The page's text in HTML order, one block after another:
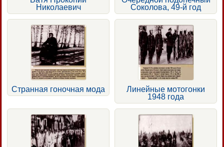
Николаевич
Соколова, 49-й год
Странная гоночная мода
Линейные мотогонки
1948 года